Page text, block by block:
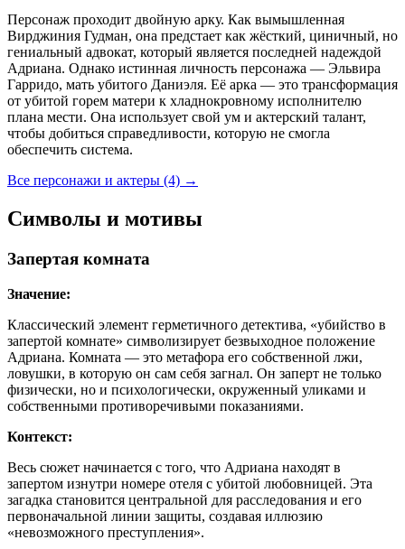
Персонаж проходит двойную арку. Как вымышленная
Вирджиния Гудман, она предстает как жёсткий, циничный, но
гениальный адвокат, который является последней надеждой
Адриана. Однако истинная личность персонажа — Эльвира
Гарридо, мать убитого Даниэля. Её арка — это трансформация
от убитой горем матери к хладнокровному исполнителю
плана мести. Она использует свой ум и актерский талант,
чтобы добиться справедливости, которую не смогла
обеспечить система.
Все персонажи и актеры (4) →
Символы и мотивы
Запертая комната
Значение:
Классический элемент герметичного детектива, «убийство в
запертой комнате» символизирует безвыходное положение
Адриана. Комната — это метафора его собственной лжи,
ловушки, в которую он сам себя загнал. Он заперт не только
физически, но и психологически, окруженный уликами и
собственными противоречивыми показаниями.
Контекст:
Весь сюжет начинается с того, что Адриана находят в
запертом изнутри номере отеля с убитой любовницей. Эта
загадка становится центральной для расследования и его
первоначальной линии защиты, создавая иллюзию
«невозможного преступления».